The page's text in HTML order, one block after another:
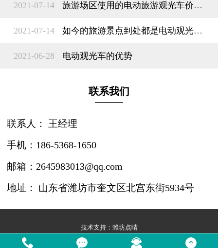
2021-07-14 旅游场区使用的电动旅游观光车价格多少钱？
2021-07-14 如今的旅游景点到处都是电动观光车？
2021-06-28 电动观光车的优势
联系我们
联系人： 王经理
手机：186-5368-1650
邮箱：2645983013@qq.com
地址： 山东省潍坊市奎文区北宫东街5934号
技术支持： 潍坊点睛
   